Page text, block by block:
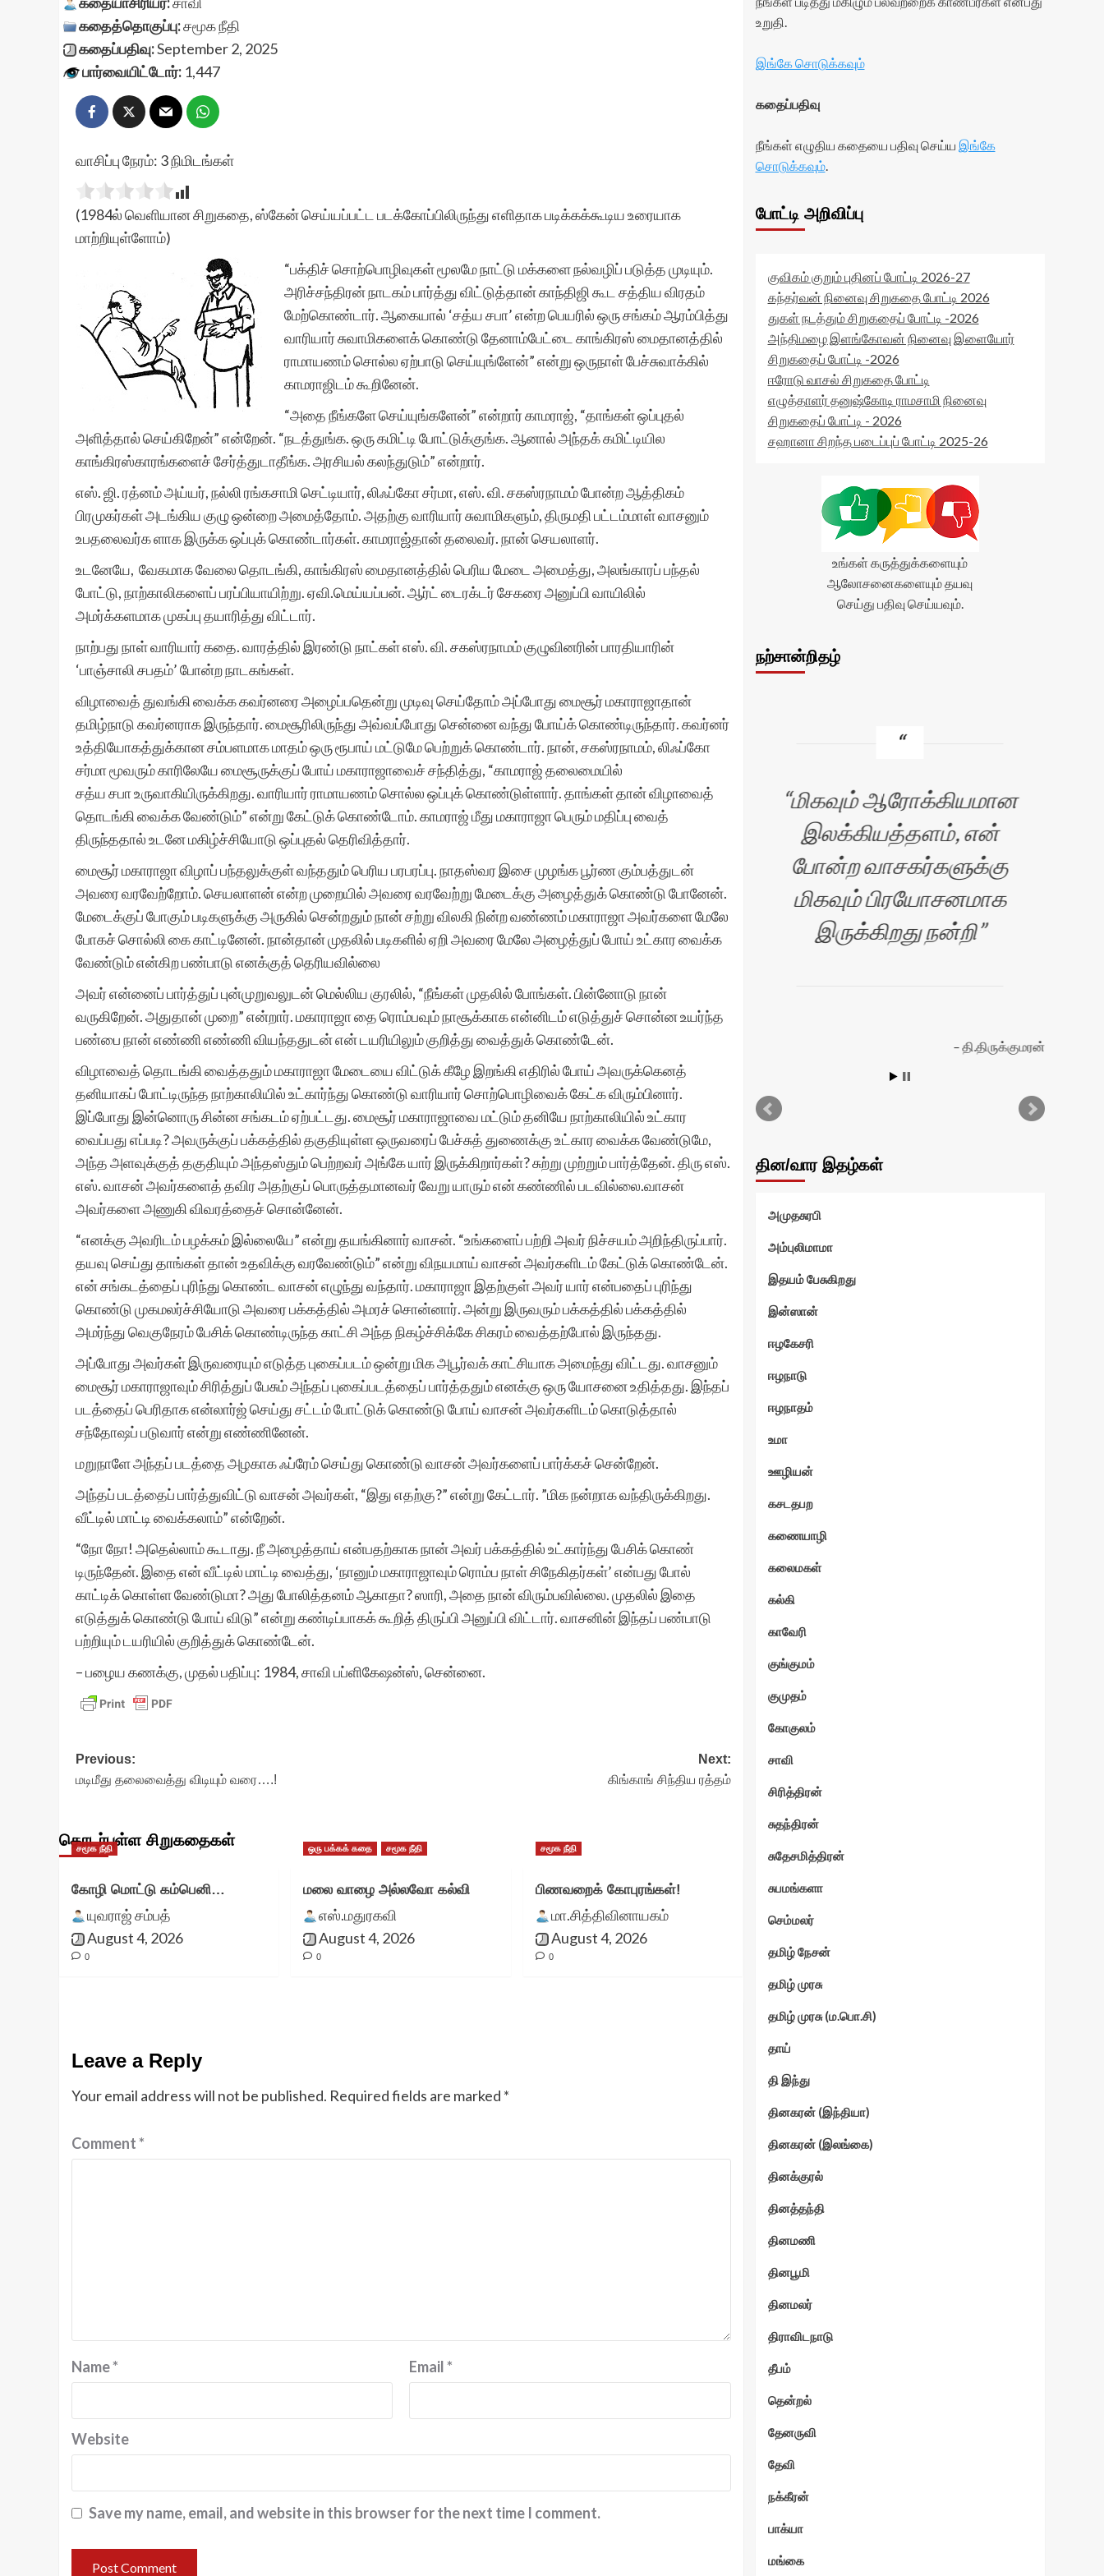
கதைத்தொகுப்பு:சமூக நீதி
கதைப்பதிவு:September 2, 2025
பார்வையிட்டோர்: 1,447
வாசிப்பு நேரம்: 3நிமிடங்கள்
(1984ல் வெளியான சிறுகதை, ஸ்கேன் செய்யப்பட்ட படக்கோப்பிலிருந்து எளிதாக படிக்கக்கூடிய உரையாக
மாற்றியுள்ளோம்)
“பக்திச் சொற்பொழிவுகள் மூலமே நாட்டு மக்களை நல்வழிப் படுத்த முடியும்.
அரிச்சந்திரன் நாடகம் பார்த்து விட்டுத்தான் காந்திஜி கூட சத்திய விரதம்
மேற்கொண்டார். ஆகையால் ‘சத்ய சபா’ என்ற பெயரில் ஒரு சங்கம் ஆரம்பித்து
வாரியார் சுவாமிகளைக் கொண்டு தேனாம்பேட்டை காங்கிரஸ் மைதானத்தில்
ராமாயணம் சொல்ல ஏற்பாடு செய்யுங்ளேன்” என்று ஒருநாள் பேச்சுவாக்கில்
காமராஜிடம் கூறினேன்.
“அதை நீங்களே செய்யுங்களேன்” என்றார் காமராஜ், “தாங்கள் ஒப்புதல்
அளித்தால் செய்கிறேன்” என்றேன். “நடத்துங்க. ஒரு கமிட்டி போட்டுக்குங்க. ஆனால் அந்தக் கமிட்டியில
காங்கிரஸ்காரங்களைச் சேர்த்துடாதீங்க. அரசியல் கலந்துடும்” என்றார்.
எஸ். ஜி. ரத்னம் அய்யர், நல்லி ரங்கசாமி செட்டியார், லிஃப்கோ சர்மா, எஸ். வி. சகஸ்ரநாமம் போன்ற ஆத்திகம்
பிரமுகர்கள் அடங்கிய குழு ஒன்றை அமைத்தோம். அதற்கு வாரியார் சுவாமிகளும், திருமதி பட்டம்மாள் வாசனும்
உபதலைவர்க ளாக இருக்க ஒப்புக் கொண்டார்கள். காமராஜ்தான் தலைவர். நான் செயலாளர்.
உடனேயே, வேகமாக வேலை தொடங்கி, காங்கிரஸ் மைதானத்தில் பெரிய மேடை அமைத்து, அலங்காரப் பந்தல்
போட்டு, நாற்காலிகளைப் பரப்பியாயிற்று. ஏவி.மெய்யப்பன். ஆர்ட் டைரக்டர் சேகரை அனுப்பி வாயிலில்
அமர்க்களமாக முகப்பு தயாரித்து விட்டார்.
நாற்பது நாள் வாரியார் கதை. வாரத்தில் இரண்டு நாட்கள் எஸ். வி. சகஸ்ரநாமம் குழுவினரின் பாரதியாரின்
‘பாஞ்சாலி சபதம்’ போன்ற நாடகங்கள்.
விழாவைத் துவங்கி வைக்க கவர்னரை அழைப்பதென்று முடிவு செய்தோம் அப்போது மைசூர் மகாராஜாதான்
தமிழ்நாடு கவர்னராக இருந்தார். மைசூரிலிருந்து அவ்வப்போது சென்னை வந்து போய்க் கொண்டிருந்தார். கவர்னர்
உத்தியோகத்துக்கான சம்பளமாக மாதம் ஒரு ரூபாய் மட்டுமே பெற்றுக் கொண்டார். நான், சகஸ்ரநாமம், லிஃப்கோ
சர்மா மூவரும் காரிலேயே மைசூருக்குப் போய் மகாராஜாவைச் சந்தித்து, “காமராஜ் தலைமையில்
சத்ய சபா உருவாகியிருக்கிறது. வாரியார் ராமாயணம் சொல்ல ஒப்புக் கொண்டுள்ளார். தாங்கள் தான் விழாவைத்
தொடங்கி வைக்க வேண்டும்” என்று கேட்டுக் கொண்டோம். காமராஜ் மீது மகாராஜா பெரும் மதிப்பு வைத்
திருந்ததால் உடனே மகிழ்ச்சியோடு ஒப்புதல் தெரிவித்தார்.
மைசூர் மகாராஜா விழாப் பந்தலுக்குள் வந்ததும் பெரிய பரபரப்பு. நாதஸ்வர இசை முழங்க பூர்ண கும்பத்துடன்
அவரை வரவேற்றோம். செயலாளன் என்ற முறையில் அவரை வரவேற்று மேடைக்கு அழைத்துக் கொண்டு போனேன்.
மேடைக்குப் போகும் படிகளுக்கு அருகில் சென்றதும் நான் சற்று விலகி நின்ற வண்ணம் மகாராஜா அவர்களை மேலே
போகச் சொல்லி கை காட்டினேன். நான்தான் முதலில் படிகளில் ஏறி அவரை மேலே அழைத்துப் போய் உட்கார வைக்க
வேண்டும் என்கிற பண்பாடு எனக்குத் தெரியவில்லை
அவர் என்னைப் பார்த்துப் புன்முறுவலுடன் மெல்லிய குரலில், “நீங்கள் முதலில் போங்கள். பின்னோடு நான்
வருகிறேன். அதுதான் முறை” என்றார். மகாராஜா தை ரொம்பவும் நாசூக்காக என்னிடம் எடுத்துச் சொன்ன உயர்ந்த
பண்பை நான் எண்ணி எண்ணி வியந்ததுடன் என் டயரியிலும் குறித்து வைத்துக் கொண்டேன்.
விழாவைத் தொடங்கி வைத்ததும் மகாராஜா மேடையை விட்டுக் கீழே இறங்கி எதிரில் போய் அவருக்கெனத்
தனியாகப் போட்டிருந்த நாற்காலியில் உட்கார்ந்து கொண்டு வாரியார் சொற்பொழிவைக் கேட்க விரும்பினார்.
இப்போது இன்னொரு சின்ன சங்கடம் ஏற்பட்டது. மைசூர் மகாராஜாவை மட்டும் தனியே நாற்காலியில் உட்கார
வைப்பது எப்படி? அவருக்குப் பக்கத்தில் தகுதியுள்ள ஒருவரைப் பேச்சுத் துணைக்கு உட்கார வைக்க வேண்டுமே,
அந்த அளவுக்குத் தகுதியும் அந்தஸ்தும் பெற்றவர் அங்கே யார் இருக்கிறார்கள்? சுற்று முற்றும் பார்த்தேன். திரு எஸ்.
எஸ். வாசன் அவர்களைத் தவிர அதற்குப் பொருத்தமானவர் வேறு யாரும் என் கண்ணில் படவில்லை.வாசன்
அவர்களை அணுகி விவரத்தைச் சொன்னேன்.
“எனக்கு அவரிடம் பழக்கம் இல்லையே” என்று தயங்கினார் வாசன். “உங்களைப் பற்றி அவர் நிச்சயம் அறிந்திருப்பார்.
தயவு செய்து தாங்கள் தான் உதவிக்கு வரவேண்டும்” என்று விநயமாய் வாசன் அவர்களிடம் கேட்டுக் கொண்டேன்.
என் சங்கடத்தைப் புரிந்து கொண்ட வாசன் எழுந்து வந்தார். மகாராஜா இதற்குள் அவர் யார் என்பதைப் புரிந்து
கொண்டு முகமலர்ச்சியோடு அவரை பக்கத்தில் அமரச் சொன்னார். அன்று இருவரும் பக்கத்தில் பக்கத்தில்
அமர்ந்து வெகுநேரம் பேசிக் கொண்டிருந்த காட்சி அந்த நிகழ்ச்சிக்கே சிகரம் வைத்தற்போல் இருந்தது.
அப்போது அவர்கள் இருவரையும் எடுத்த புகைப்படம் ஒன்று மிக அபூர்வக் காட்சியாக அமைந்து விட்டது. வாசனும்
மைசூர் மகாராஜாவும் சிரித்துப் பேசும் அந்தப் புகைப்படத்தைப் பார்த்ததும் எனக்கு ஒரு யோசனை உதித்தது. இந்தப்
படத்தைப் பெரிதாக என்லார்ஜ் செய்து சட்டம் போட்டுக் கொண்டு போய் வாசன் அவர்களிடம் கொடுத்தால்
சந்தோஷப் படுவார் என்று எண்ணினேன்.
மறுநாளே அந்தப் படத்தை அழகாக ஃப்ரேம் செய்து கொண்டு வாசன் அவர்களைப் பார்க்கச் சென்றேன்.
அந்தப் படத்தைப் பார்த்துவிட்டு வாசன் அவர்கள், “இது எதற்கு?” என்று கேட்டார். ”மிக நன்றாக வந்திருக்கிறது.
வீட்டில் மாட்டி வைக்கலாம்” என்றேன்.
“நோ நோ! அதெல்லாம் கூடாது. நீ அழைத்தாய் என்பதற்காக நான் அவர் பக்கத்தில் உட்கார்ந்து பேசிக் கொண்
டிருந்தேன். இதை என் வீட்டில் மாட்டி வைத்து, ‘நானும் மகாராஜாவும் ரொம்ப நாள் சிநேகிதர்கள்’ என்பது போல்
காட்டிக் கொள்ள வேண்டுமா? அது போலித்தனம் ஆகாதா? ஸாரி, அதை நான் விரும்பவில்லை. முதலில் இதை
எடுத்துக் கொண்டு போய் விடு” என்று கண்டிப்பாகக் கூறித் திருப்பி அனுப்பி விட்டார். வாசனின் இந்தப் பண்பாடு
பற்றியும் டயரியில் குறித்துக் கொண்டேன்.
– பழைய கணக்கு, முதல் பதிப்பு: 1984, சாவி பப்ளிகேஷன்ஸ், சென்னை.
Post
navigation
Previous:
மடிமீது தலைவைத்து விடியும் வரை….!
Next:
கிங்காங் சிந்திய ரத்தம்
தொடர்புள்ள சிறுகதைகள்
சமூக நீதி
கோழி மொட்டு கம்பெனி…
யுவராஜ் சம்பத்
August 4, 2026
0
ஒரு பக்கக் கதை சமூக நீதி
மலை வாழை அல்லவோ கல்வி
எஸ்.மதுரகவி
August 4, 2026
0
சமூக நீதி
பிணவறைக் கோபுரங்கள்!
மா.சித்திவினாயகம்
August 4, 2026
0
Leave a Reply
Your email address will not be published. Required fields are marked *
Comment*
Name* Email*
Website
Save my name, email, and website in this browser for the next time I comment.
உறுதி.
இங்கே சொடுக்கவும்
கதைப்பதிவு
நீங்கள் எழுதிய கதையை பதிவு செய்ய இங்கே
சொடுக்கவும்.
போட்டி அறிவிப்பு
குவிகம் குறும் புதினப் போட்டி 2026-27
கந்தர்வன் நினைவு சிறுகதை போட்டி 2026
துகள் நடத்தும் சிறுகதைப் போட்டி -2026
அந்திமழை இளங்கோவன் நினைவு இளையோர்
சிறுகதைப் போட்டி -2026
ஈரோடு வாசல் சிறுகதை போட்டி
எழுத்தாளர் தனுஷ்கோடி ராமசாமி நினைவு
சிறுகதைப் போட்டி - 2026
சஹானா சிறந்த படைப்புப் போட்டி 2025-26
உங்கள் கருத்துக்களையும்
ஆலோசனைகளையும் தயவு
செய்து பதிவு செய்யவும்.
நற்சான்றிதழ்
தங்கள் சேவை மிகவும்
மதிப்பு மிக்கது. நம்
தாய்மொழி இத்தகைய
தன்னலமற்ற அன்பர்களின்
அரும் சேவையால் தான்
பெருகேறுகிறது.
இத்தளத்தில் தொடர்ந்து
எழுத
முயற்சிக்கிறேன்.தங்கள்
அன்பன்.
வ.மு.முரளி
மிகவும் ஆரோக்கியமான
இலக்கியத்தளம், என்
போன்ற வாசகர்களுக்கு
மிகவும் பிரயோசனமாக
இருக்கிறது நன்றி
தி.திருக்குமரன்
தின/வார இதழ்கள்
அமுதசுரபி
அம்புலிமாமா
இதயம் பேசுகிறது
இன்ஸான்
ஈழகேசரி
ஈழநாடு
ஈழநாதம்
உமா
ஊழியன்
கசடதபற
கணையாழி
கலைமகள்
கல்கி
காவேரி
குங்குமம்
குமுதம்
கோகுலம்
சாவி
சிரித்திரன்
சுதந்திரன்
சுதேசமித்திரன்
சுபமங்களா
செம்மலர்
தமிழ் நேசன்
தமிழ் முரசு
தமிழ் முரசு (ம.பொ.சி)
தாய்
தி இந்து
தினகரன் (இந்தியா)
தினகரன் (இலங்கை)
தினக்குரல்
தினத்தந்தி
தினமணி
தினபூமி
தினமலர்
திராவிடநாடு
தீபம்
தென்றல்
தேனருவி
தேவி
நக்கீரன்
பாக்யா
மங்கை